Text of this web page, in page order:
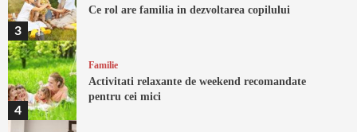
3
Ce rol are familia in dezvoltarea copilului
4
Familie
Activitati relaxante de weekend recomandate
pentru cei mici